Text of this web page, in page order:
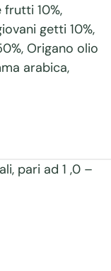
frutti 10%,
getti 10%,
Origano olio
arabica,
pari ad 1 ,0 –